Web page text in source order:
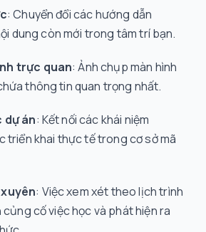
: Chuyển đổi các hướng dẫn
dung còn mới trong tâm trí bạn.
trực quan: Ảnh chụp màn hình
thông tin quan trọng nhất.
dự án: Kết nối các khái niệm
triển khai thực tế trong cơ sở mã
: Việc xem xét theo lịch trình
cố việc học và phát hiện ra